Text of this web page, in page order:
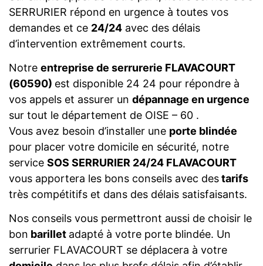
SERRURIER répond en urgence à toutes vos
demandes et ce 24/24 avec des délais
d’intervention extrêmement courts.
Notre entreprise de serrurerie FLAVACOURT
(60590) est disponible 24 24 pour répondre à
vos appels et assurer un dépannage en urgence
sur tout le département de OISE – 60 .
Vous avez besoin d’installer une porte blindée
pour placer votre domicile en sécurité, notre
service SOS SERRURIER 24/24 FLAVACOURT
vous apportera les bons conseils avec destarifs
très compétitifs et dans des délais satisfaisants.
Nos conseils vous permettront aussi de choisir le
bon barillet adapté à votre porte blindée. Un
serrurier FLAVACOURT se déplacera à votre